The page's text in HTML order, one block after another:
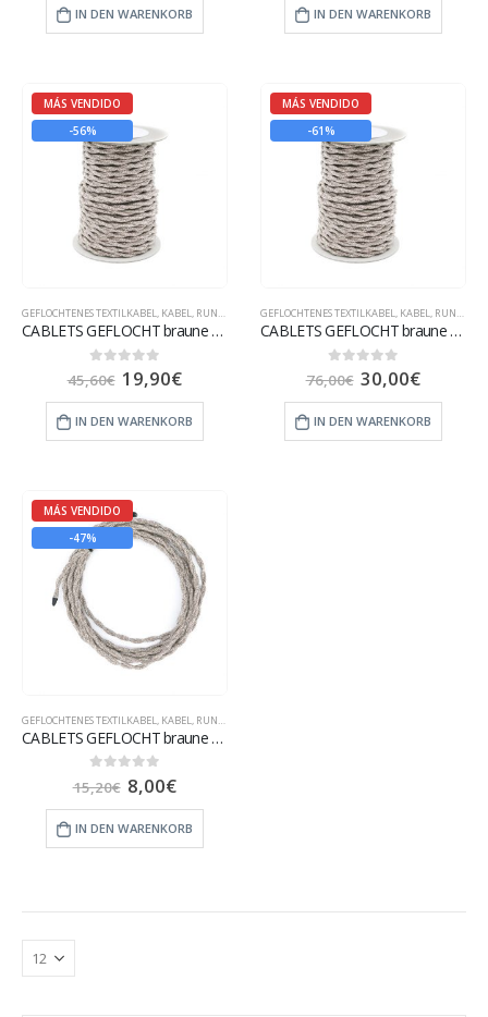
IN DEN WARENKORB IN DEN WARENKORB
MÁS VENDIDO
-56%
GEFLOCHTENES TEXTILKABEL, KABEL, RUNDES TEXTILKABEL
CABLETS GEFLOCHT braune Mischung – 15 m
out of 5
45,60€ 19,90€
IN DEN WARENKORB
MÁS VENDIDO
-61%
GEFLOCHTENES TEXTILKABEL, KABEL, RUNDES TEXTILKABEL
CABLETS GEFLOCHT braune Mischung – 25 m
out of 5
76,00€ 30,00€
IN DEN WARENKORB
MÁS VENDIDO
-47%
GEFLOCHTENES TEXTILKABEL, KABEL, RUNDES TEXTILKABEL
CABLETS GEFLOCHT braune Mischung – 5 m
out of 5
15,20€ 8,00€
IN DEN WARENKORB